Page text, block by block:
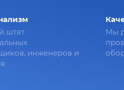
штат
инженеров и
Мы